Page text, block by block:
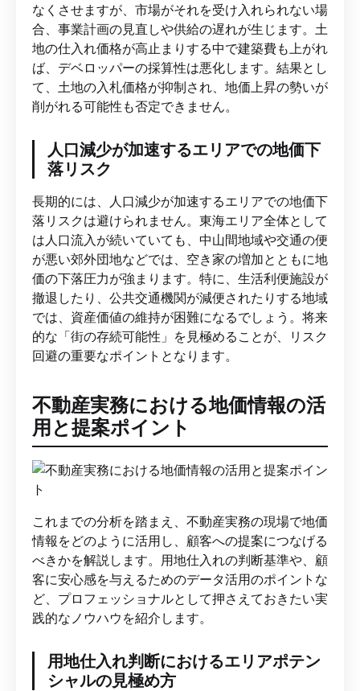
なくさせますが、市場がそれを受け入れられない場
合、事業計画の見直しや供給の遅れが生じます。土
地の仕入れ価格が高止まりする中で建築費も上がれ
ば、デベロッパーの採算性は悪化します。結果とし
て、土地の入札価格が抑制され、地価上昇の勢いが
削がれる可能性も否定できません。
人口減少が加速するエリアでの地価下
落リスク
長期的には、人口減少が加速するエリアでの地価下
落リスクは避けられません。東海エリア全体として
は人口流入が続いていても、中山間地域や交通の便
が悪い郊外団地などでは、空き家の増加とともに地
価の下落圧力が強まります。特に、生活利便施設が
撤退したり、公共交通機関が減便されたりする地域
では、資産価値の維持が困難になるでしょう。将来
的な「街の存続可能性」を見極めることが、リスク
回避の重要なポイントとなります。
不動産実務における地価情報の活
用と提案ポイント
これまでの分析を踏まえ、不動産実務の現場で地価
情報をどのように活用し、顧客への提案につなげる
べきかを解説します。用地仕入れの判断基準や、顧
客に安心感を与えるためのデータ活用のポイントな
ど、プロフェッショナルとして押さえておきたい実
践的なノウハウを紹介します。
用地仕入れ判断におけるエリアポテン
シャルの見極め方